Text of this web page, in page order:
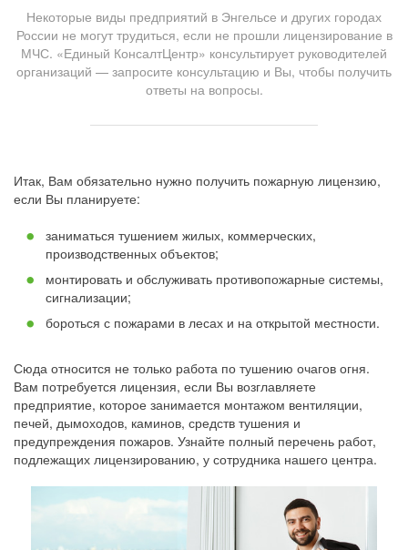
Некоторые виды предприятий в Энгельсе и других городах
России не могут трудиться, если не прошли лицензирование в
МЧС. «Единый КонсалтЦентр» консультирует руководителей
организаций — запросите консультацию и Вы, чтобы получить
ответы на вопросы.
Итак, Вам обязательно нужно получить пожарную лицензию,
если Вы планируете:
заниматься тушением жилых, коммерческих,
производственных объектов;
монтировать и обслуживать противопожарные системы,
сигнализации;
бороться с пожарами в лесах и на открытой местности.
Сюда относится не только работа по тушению очагов огня.
Вам потребуется лицензия, если Вы возглавляете
предприятие, которое занимается монтажом вентиляции,
печей, дымоходов, каминов, средств тушения и
предупреждения пожаров. Узнайте полный перечень работ,
подлежащих лицензированию, у сотрудника нашего центра.